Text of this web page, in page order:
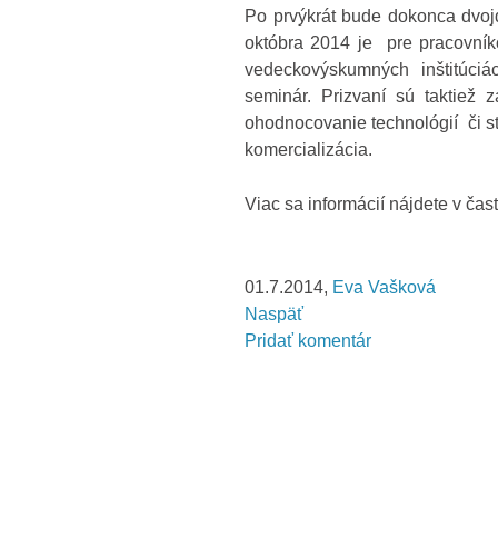
Po prvýkrát bude dokonca
októbra 2014 je pre
vedeckovýskumných
seminár. Prizvaní sú taktiež
ohodnocovanie technológií či
komercializácia.
Viac sa informácií nájdete v
01.7.2014, Eva Vašková
Naspäť
Pridať komentár